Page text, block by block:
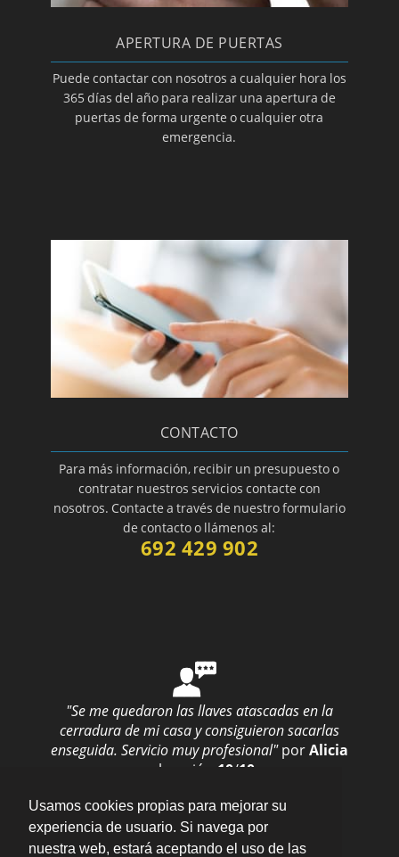
Usamos cookies propias para mejorar su
experiencia de usuario. Si navega por
nuestra web, estará aceptando el uso de las
APERTURA DE PUERTAS
Puede contactar con nosotros a cualquier hora los
365 días del año para realizar una apertura de
puertas de forma urgente o cualquier otra
emergencia.
CONTACTO
Para más información, recibir un presupuesto o
contratar nuestros servicios contacte con
nosotros. Contacte a través de nuestro formulario
de contacto o llámenos al:
692 429 902
"Se me quedaron las llaves atascadas en la
cerradura de mi casa y consiguieron sacarlas
enseguida. Servicio muy profesional" porAlicia
valoración 10/10